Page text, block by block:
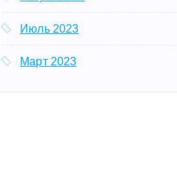
Июль 2023
Март 2023